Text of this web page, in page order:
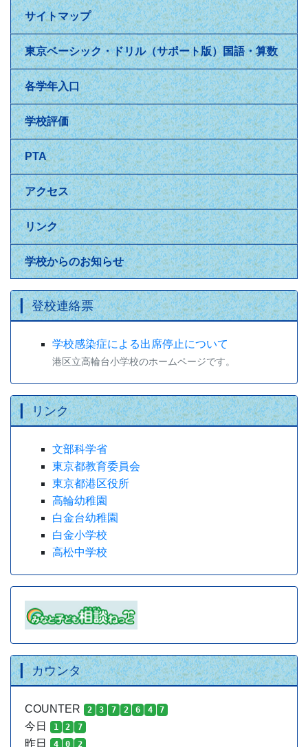
サイトマップ
東京ベーシック・ドリル（サポート版）国語・算数
各学年入口
学校評価
PTA
アクセス
リンク
学校からのお知らせ
登校連絡票
学校感染症による出席停止について
港区立高輪台小学校のホームページです。
リンク
文部科学省
東京都教育委員会
東京都港区役所
高輪幼稚園
白金台幼稚園
白金小学校
高松中学校
カウンタ
COUNTER 2 3 7 2 6 4 7
今日 1 2 7
昨日 4 0 2